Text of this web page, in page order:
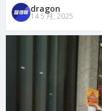
dragon
14 5 月, 2025